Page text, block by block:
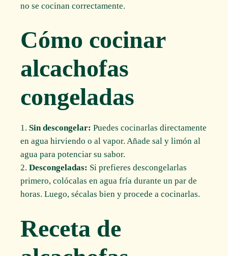
no se cocinan correctamente.
Cómo cocinar
alcachofas
congeladas
Sin descongelar: Puedes cocinarlas directamente
en agua hirviendo o al vapor. Añade sal y limón al
agua para potenciar su sabor.
Descongeladas: Si prefieres descongelarlas
primero, colócalas en agua fría durante un par de
horas. Luego, sécalas bien y procede a cocinarlas.
Receta de